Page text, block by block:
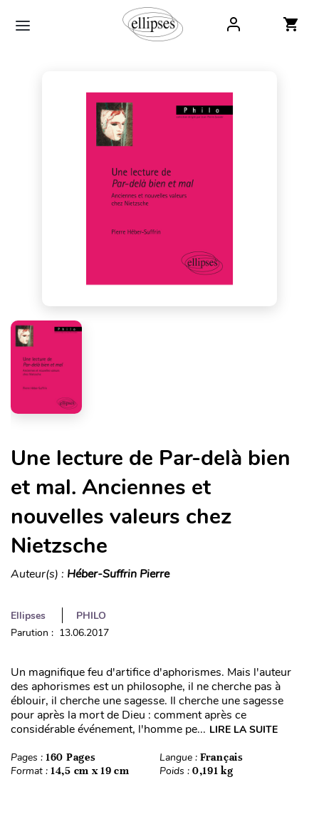
Une lecture de Par-delà bien
et mal. Anciennes et
nouvelles valeurs chez
Nietzsche
Auteur(s) : Héber-Suffrin Pierre
Ellipses
PHILO
Parution : 13.06.2017
Un magnifique feu d'artifice d'aphorismes. Mais l'auteur
des aphorismes est un philosophe, il ne cherche pas à
éblouir, il cherche une sagesse. Il cherche une sagesse
pour après la mort de Dieu : comment après ce
considérable événement, l'homme pe... LIRE LA SUITE
Pages : 160 Pages Langue : Français
Format : 14,5 cm x 19 cm Poids : 0,191 kg